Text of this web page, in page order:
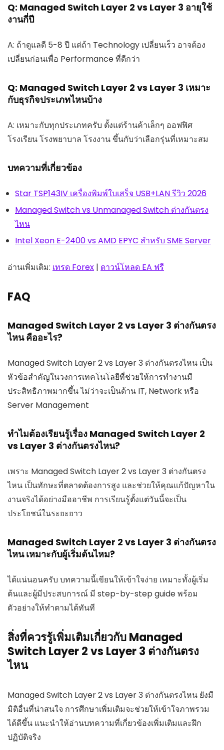
Q: Managed Switch Layer 2 vs Layer 3 อายุใช้
งานกี่ปี
A: ถ้าดูแลดี 5-8 ปี แต่ถ้า Technology เปลี่ยนเร็ว อาจต้อง
เปลี่ยนก่อนเพื่อ Performance ที่ดีกว่า
Q: Managed Switch Layer 2 vs Layer 3 เหมาะ
กับธุรกิจประเภทไหนบ้าง
A: เหมาะกับทุกประเภทครับ ตั้งแต่ร้านค้าเล็กๆ ออฟฟิศ
โรงเรียน โรงพยาบาล โรงงาน ขึ้นกับว่าเลือกรุ่นที่เหมาะสม
บทความที่เกี่ยวข้อง
Star TSP143IV เครื่องพิมพ์ใบเสร็จ USB+LAN รีวิว 2026
Managed Switch vs Unmanaged Switch ต่างกันตรง
ไหน
Intel Xeon E-2400 vs AMD EPYC สำหรับ SME Server
อ่านเพิ่มเติม: เทรด Forex | ดาวน์โหลด EA ฟรี
FAQ
Managed Switch Layer 2 vs Layer 3 ต่างกันตรง
ไหน คืออะไร?
Managed Switch Layer 2 vs Layer 3 ต่างกันตรงไหน เป็น
หัวข้อสำคัญในวงการเทคโนโลยีที่ช่วยให้การทำงานมี
ประสิทธิภาพมากขึ้น ไม่ว่าจะเป็นด้าน IT, Network หรือ
Server Management
ทำไมต้องเรียนรู้เรื่อง Managed Switch Layer 2
vs Layer 3 ต่างกันตรงไหน?
เพราะ Managed Switch Layer 2 vs Layer 3 ต่างกันตรง
ไหน เป็นทักษะที่ตลาดต้องการสูง และช่วยให้คุณแก้ปัญหาใน
งานจริงได้อย่างมืออาชีพ การเรียนรู้ตั้งแต่วันนี้จะเป็น
ประโยชน์ในระยะยาว
Managed Switch Layer 2 vs Layer 3 ต่างกันตรง
ไหน เหมาะกับผู้เริ่มต้นไหม?
ได้แน่นอนครับ บทความนี้เขียนให้เข้าใจง่าย เหมาะทั้งผู้เริ่ม
ต้นและผู้มีประสบการณ์ มี step-by-step guide พร้อม
ตัวอย่างให้ทำตามได้ทันที
สิ่งที่ควรรู้เพิ่มเติมเกี่ยวกับ Managed
Switch Layer 2 vs Layer 3 ต่างกันตรง
ไหน
Managed Switch Layer 2 vs Layer 3 ต่างกันตรงไหน ยังมี
มิติอื่นที่น่าสนใจ การศึกษาเพิ่มเติมจะช่วยให้เข้าใจภาพรวม
ได้ดีขึ้น แนะนำให้อ่านบทความที่เกี่ยวข้องเพิ่มเติมและฝึก
ปฏิบัติจริง